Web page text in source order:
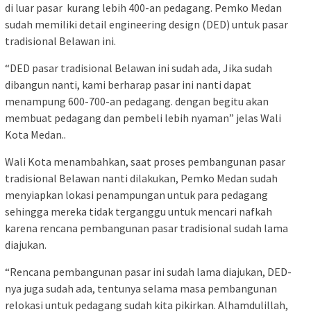
di luar pasar kurang lebih 400-an pedagang. Pemko Medan
sudah memiliki detail engineering design (DED) untuk pasar
tradisional Belawan ini.
“DED pasar tradisional Belawan ini sudah ada, Jika sudah
dibangun nanti, kami berharap pasar ini nanti dapat
menampung 600-700-an pedagang. dengan begitu akan
membuat pedagang dan pembeli lebih nyaman” jelas Wali
Kota Medan..
Wali Kota menambahkan, saat proses pembangunan pasar
tradisional Belawan nanti dilakukan, Pemko Medan sudah
menyiapkan lokasi penampungan untuk para pedagang
sehingga mereka tidak terganggu untuk mencari nafkah
karena rencana pembangunan pasar tradisional sudah lama
diajukan.
“Rencana pembangunan pasar ini sudah lama diajukan, DED-
nya juga sudah ada, tentunya selama masa pembangunan
relokasi untuk pedagang sudah kita pikirkan. Alhamdulillah,